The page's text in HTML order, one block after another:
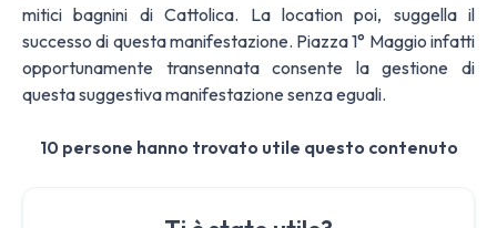
mitici bagnini di Cattolica. La location poi, suggella il
successo di questa manifestazione. Piazza 1° Maggio infatti
opportunamente transennata consente la gestione di
questa suggestiva manifestazione senza eguali.
10 persone hanno trovato utile questo contenuto